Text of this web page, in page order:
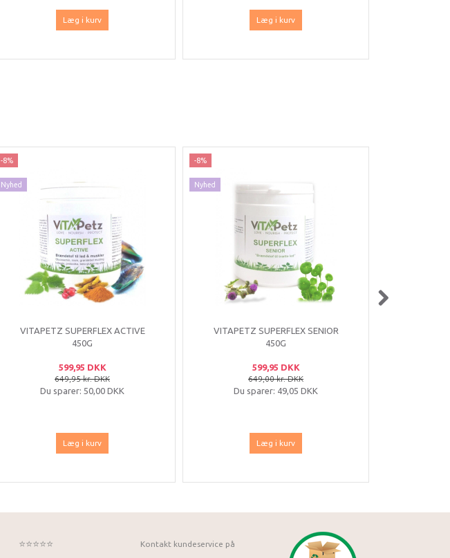
Læg i kurv Læg i kurv
-8%
Nyhed
VITAPETZ SUPERFLEX ACTIVE
450G
599,95 DKK
649,95 kr. DKK
Du sparer: 50,00 DKK
Læg i kurv
-8%
Nyhed
VITAPETZ SUPERFLEX SENIOR
450G
599,95 DKK
649,00 kr. DKK
Du sparer: 49,05 DKK
Læg i kurv
⭐⭐⭐⭐⭐
Kontakt kundeservice på